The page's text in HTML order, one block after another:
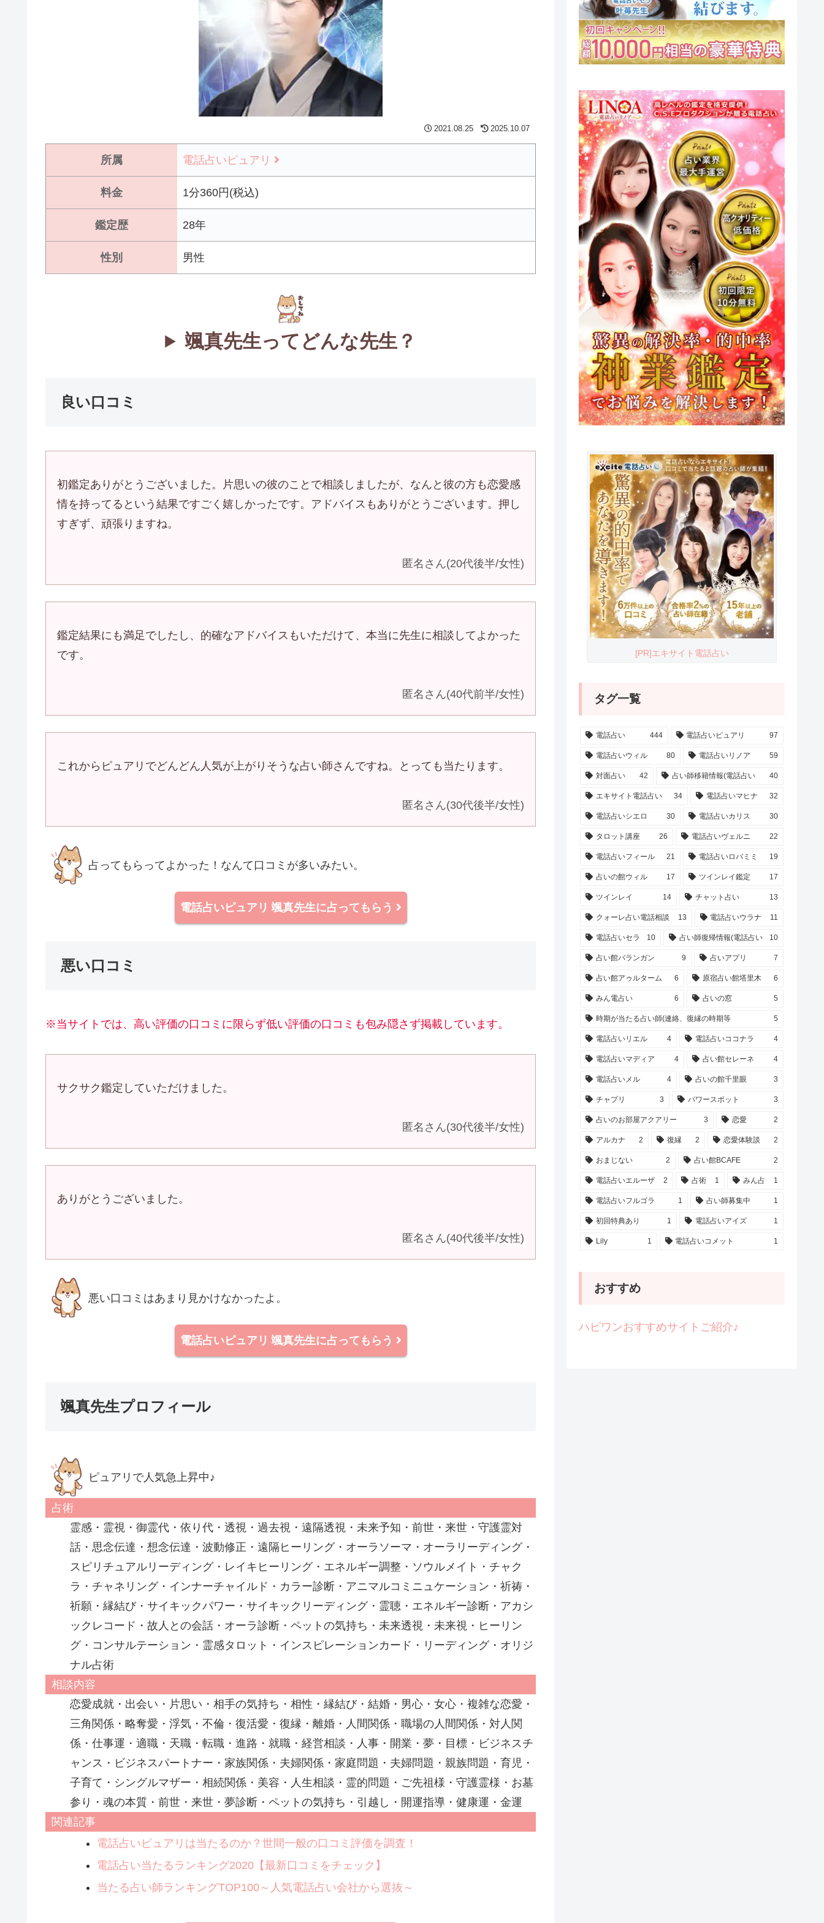
2021.08.25 2025.10.07
所属 電話占いピュアリ
料金 1分360円(税込)
鑑定歴 28年
性別 男性
颯真先生ってどんな先生？
良い口コミ
初鑑定ありがとうございました。片思いの彼のことで相談しましたが、なんと彼の方も恋愛感
情を持ってるという結果ですごく嬉しかったです。アドバイスもありがとうございます。押し
すぎず、頑張りますね。
匿名さん(20代後半/女性)
鑑定結果にも満足でしたし、的確なアドバイスもいただけて、本当に先生に相談してよかった
です。
匿名さん(40代前半/女性)
これからピュアリでどんどん人気が上がりそうな占い師さんですね。とっても当たります。
匿名さん(30代後半/女性)
占ってもらってよかった！なんて口コミが多いみたい。
電話占いピュアリ 颯真先生に占ってもらう
悪い口コミ
※当サイトでは、高い評価の口コミに限らず低い評価の口コミも包み隠さず掲載しています。
サクサク鑑定していただけました。
匿名さん(30代後半/女性)
ありがとうございました。
匿名さん(40代後半/女性)
悪い口コミはあまり見かけなかったよ。
電話占いピュアリ 颯真先生に占ってもらう
颯真先生プロフィール
ピュアリで人気急上昇中♪
占術
霊感・霊視・御霊代・依り代・透視・過去視・遠隔透視・未来予知・前世・来世・守護霊対
話・思念伝達・想念伝達・波動修正・遠隔ヒーリング・オーラソーマ・オーラリーディング・
スピリチュアルリーディング・レイキヒーリング・エネルギー調整・ソウルメイト・チャク
ラ・チャネリング・インナーチャイルド・カラー診断・アニマルコミニュケーション・祈祷・
祈願・縁結び・サイキックパワー・サイキックリーディング・霊聴・エネルギー診断・アカシ
ックレコード・故人との会話・オーラ診断・ペットの気持ち・未来透視・未来視・ヒーリン
グ・コンサルテーション・霊感タロット・インスピレーションカード・リーディング・オリジ
ナル占術
相談内容
恋愛成就・出会い・片思い・相手の気持ち・相性・縁結び・結婚・男心・女心・複雑な恋愛・
三角関係・略奪愛・浮気・不倫・復活愛・復縁・離婚・人間関係・職場の人間関係・対人関
係・仕事運・適職・天職・転職・進路・就職・経営相談・人事・開業・夢・目標・ビジネスチ
ャンス・ビジネスパートナー・家族関係・夫婦関係・家庭問題・夫婦問題・親族問題・育児・
子育て・シングルマザー・相続関係・美容・人生相談・霊的問題・ご先祖様・守護霊様・お墓
参り・魂の本質・前世・来世・夢診断・ペットの気持ち・引越し・開運指導・健康運・金運
関連記事
電話占いピュアリは当たるのか？世間一般の口コミ評価を調査！
電話占い当たるランキング2020【最新口コミをチェック】
当たる占い師ランキングTOP100～人気電話占い会社から選抜～
[PR]エキサイト電話占い
タグ一覧
電話占い 444 電話占いピュアリ 97
電話占いウィル 80 電話占いリノア 59
対面占い 42 占い師移籍情報(電話占い 40
エキサイト電話占い 34 電話占いマヒナ 32
電話占いシエロ 30 電話占いカリス 30
タロット講座 26 電話占いヴェルニ 22
電話占いフィール 21 電話占いロバミミ 19
占いの館ウィル 17 ツインレイ鑑定 17
ツインレイ 14 チャット占い 13
クォーレ占い電話相談 13 電話占いウラナ 11
電話占いセラ 10 占い師復帰情報(電話占い 10
占い館バランガン 9 占いアプリ 7
占い館アゥルターム 6 原宿占い館塔里木 6
みん電占い 6 占いの窓 5
時期が当たる占い師(連絡、復縁の時期等 5
電話占いリエル 4 電話占いココナラ 4
電話占いマディア 4 占い館セレーネ 4
電話占いメル 4 占いの館千里眼 3
チャプリ 3 パワースポット 3
占いのお部屋アクアリー 3 恋愛 2
アルカナ 2 復縁 2 恋愛体験談 2
おまじない 2 占い館BCAFE 2
電話占いエルーザ 2 占術 1 みん占 1
電話占いフルゴラ 1 占い師募集中 1
初回特典あり 1 電話占いアイズ 1
Lily 1 電話占いコメット 1
おすすめ
ハピワンおすすめサイトご紹介♪